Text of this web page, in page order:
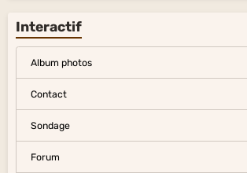
Interactif
Album photos
Contact
Sondage
Forum